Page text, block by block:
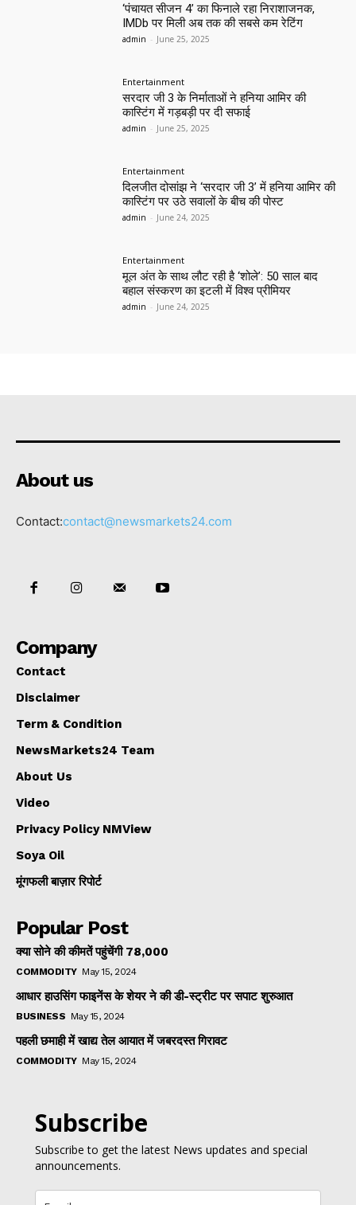
‘पंचायत सीजन 4’ का फिनाले रहा निराशाजनक,
IMDb पर मिली अब तक की सबसे कम रेटिंग
admin - June 25, 2025
Entertainment
सरदार जी 3 के निर्माताओं ने हनिया आमिर की
कास्टिंग में गड़बड़ी पर दी सफाई
admin - June 25, 2025
Entertainment
दिलजीत दोसांझ ने ‘सरदार जी 3’ में हनिया आमिर की
कास्टिंग पर उठे सवालों के बीच की पोस्ट
admin - June 24, 2025
Entertainment
मूल अंत के साथ लौट रही है ‘शोले’: 50 साल बाद
बहाल संस्करण का इटली में विश्व प्रीमियर
admin - June 24, 2025
About us
Contact:contact@newsmarkets24.com
Company
Contact
Disclaimer
Term & Condition
NewsMarkets24 Team
About Us
Video
Privacy Policy NMView
Soya Oil
मूंगफली बाज़ार रिपोर्ट
Popular Post
क्या सोने की कीमतें पहुंचेंगी ₹78,000
COMMODITY May 15, 2024
आधार हाउसिंग फाइनेंस के शेयर ने की डी-स्ट्रीट पर सपाट शुरुआत
BUSINESS May 15, 2024
पहली छमाही में खाद्य तेल आयात में जबरदस्त गिरावट
COMMODITY May 15, 2024
Subscribe
Subscribe to get the latest News updates and special
announcements.